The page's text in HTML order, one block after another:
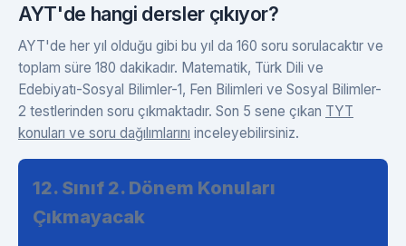
AYT'de hangi dersler çıkıyor?
AYT'de her yıl olduğu gibi bu yıl da 160 soru sorulacaktır ve
toplam süre 180 dakikadır. Matematik, Türk Dili ve
Edebiyatı-Sosyal Bilimler-1, Fen Bilimleri ve Sosyal Bilimler-
2 testlerinden soru çıkmaktadır. Son 5 sene çıkan TYT
konuları ve soru dağılımlarını inceleyebilirsiniz.
12. Sınıf 2. Dönem Konuları
Çıkmayacak